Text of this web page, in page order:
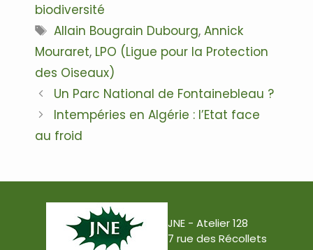
biodiversité
Étiquettes
Allain Bougrain Dubourg,Annick
Mouraret, LPO (Ligue pour la Protection
des Oiseaux)
Navigation
des
Un Parc National de Fontainebleau ?
Intempéries en Algérie : l’Etat face
au froid
JNE - Atelier 128
7 rue des Récollets